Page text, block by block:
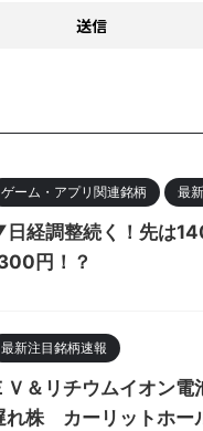
ゲーム・アプリ関連銘柄 最
経調整続く！先は
円！？
最新注目銘柄速報
Ｖ＆リチウムイオン電
れ株 カーリットホー